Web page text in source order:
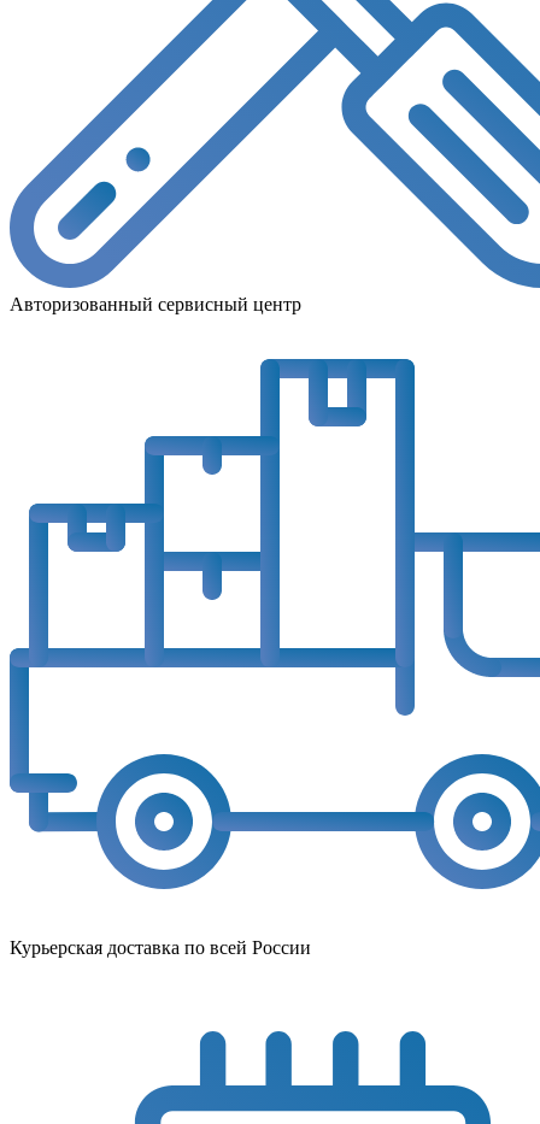
Авторизованный сервисный центр
Курьерская доставка по всей России